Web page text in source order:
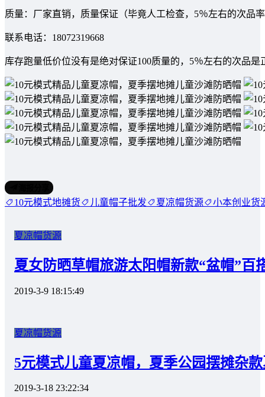
质量：厂家直销，质量保证（毕竟人工检查，5％左右的次品
联系电话：18072319668
库存跑量低价位没有是绝对保证100质量的，5％左右的次品
10元模式地摊货 儿童帽子批发 夏凉帽货源 小本创业货
夏凉帽货源
夏女防晒草帽旅游太阳帽新款“盆帽”百
2019-3-9 18:15:49
夏凉帽货源
5元模式儿童夏凉帽，夏季公园摆摊杂
2019-3-18 23:22:34